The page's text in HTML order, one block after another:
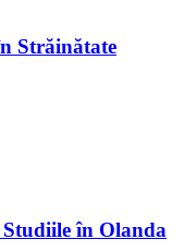
Străinătate
Studiile în Olanda